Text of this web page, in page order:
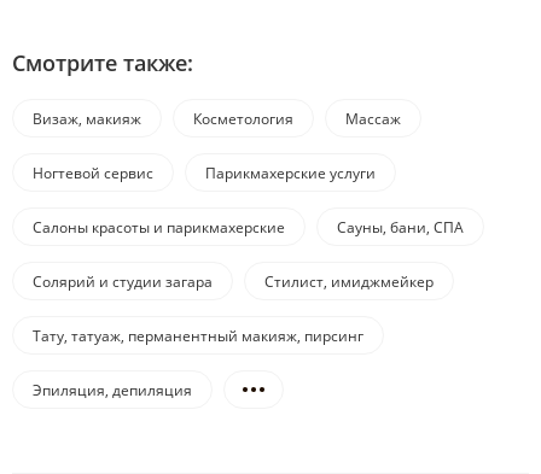
Смотрите также:
Визаж, макияж Косметология Массаж
Ногтевой сервис Парикмахерские услуги
Салоны красоты и парикмахерские Сауны, бани, СПА
Солярий и студии загара Стилист, имиджмейкер
Тату, татуаж, перманентный макияж, пирсинг
Эпиляция, депиляция